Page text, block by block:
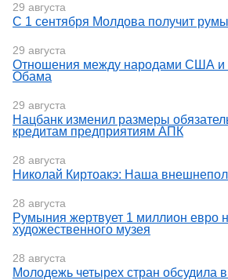
29 августа
С 1 сентября Молдова получит
29 августа
Отношения между народами США и
Обама
29 августа
Нацбанк изменил размеры
кредитам предприятиям АПК
28 августа
Николай Киртоакэ: Наша
28 августа
Румыния жертвует 1 миллион евро
художественного музея
28 августа
Молодежь четырех стран обсудила